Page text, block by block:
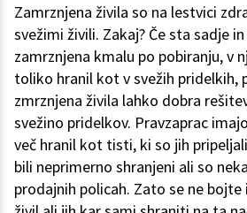
Zamrznjena živila so na lestvici
svežimi živili. Zakaj? Če sta sadje
zamrznjena kmalu po pobiranju, v
toliko hranil kot v svežih pridelkih,
zmrznjena živila lahko dobra
svežino pridelkov. Pravzaprac
več hranil kot tisti, ki so jih
bili neprimerno shranjeni ali so
prodajnih policah. Zato se ne